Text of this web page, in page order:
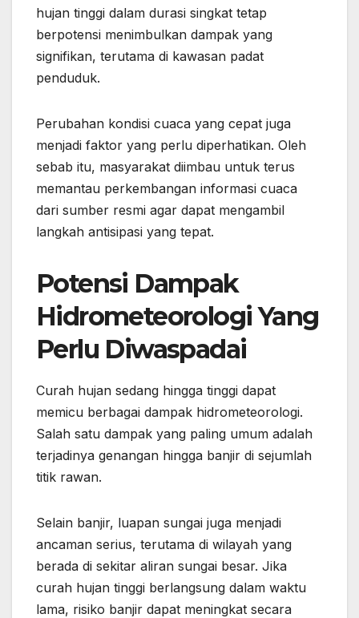
hujan tinggi dalam durasi singkat tetap
berpotensi menimbulkan dampak yang
signifikan, terutama di kawasan padat
penduduk.
Perubahan kondisi cuaca yang cepat juga
menjadi faktor yang perlu diperhatikan. Oleh
sebab itu, masyarakat diimbau untuk terus
memantau perkembangan informasi cuaca
dari sumber resmi agar dapat mengambil
langkah antisipasi yang tepat.
Potensi Dampak
Hidrometeorologi Yang
Perlu Diwaspadai
Curah hujan sedang hingga tinggi dapat
memicu berbagai dampak hidrometeorologi.
Salah satu dampak yang paling umum adalah
terjadinya genangan hingga banjir di sejumlah
titik rawan.
Selain banjir, luapan sungai juga menjadi
ancaman serius, terutama di wilayah yang
berada di sekitar aliran sungai besar. Jika
curah hujan tinggi berlangsung dalam waktu
lama, risiko banjir dapat meningkat secara